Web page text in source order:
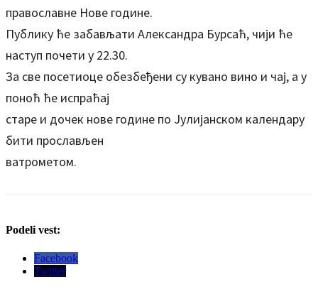
православне Нове године.
Публику ће забављати Александра Бурсаћ, чији ће
наступ почети у 22.30.
За све посетиоце обезбеђени су кувано вино и чај, а у
поноћ ће испраћај
старе и дочек нове године по Јулијанском календару
бити прослављен
ватрометом.
Podeli vest:
Facebook
Twitter